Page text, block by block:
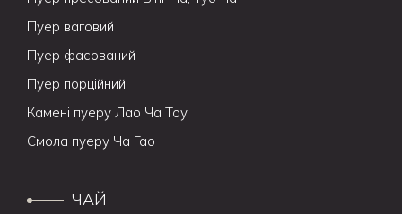
Пуер ваговий
Пуер фасований
Пуер порційний
Камені пуеру Лао Ча Тоу
Смола пуеру Ча Гао
ЧАЙ